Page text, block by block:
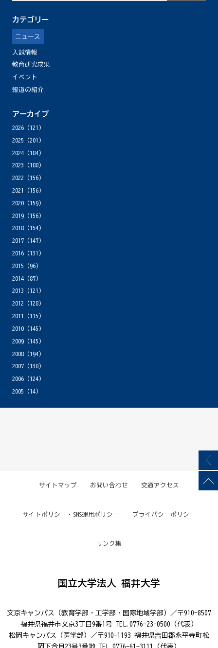
カテゴリー
ニュース
入試情報
教育研究成果
イベント
報道の紹介
アーカイブ
2026(121)
2025 (201)
2024(184)
2023 (188)
2022 (156)
2021
(156)
2020(159)
2019(156)
2018(154)
2017(147)
2016(131)
2015 (96)
2014(87)
2013 (121)
2012 (128)
2011
(115)
2010(145)
2009(145)
2008(194)
2007(130)
2006(124)
2005 (14)
サイトマップ お問い合わせ 交通アクセス
サイトポリシー・SNS運用ポリシー プライバシーポリシー
リンク集
国立大学法人 福井大学
文京キャンパス（教育学部・工学部・国際地域学部）／〒910-8507
福井県福井市文京3丁目9番1号 TEL.0776-23-0500（代表）
松岡キャンパス（医学部）／〒910-1193 福井県吉田郡永平寺町松
岡下合月23号3番地 TEL.0776-61-3111（代表）